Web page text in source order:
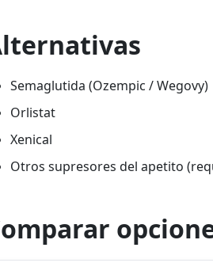
Semaglutida (Ozempic / Wegovy)
Orlistat
Xenical
Otros supresores del apetito